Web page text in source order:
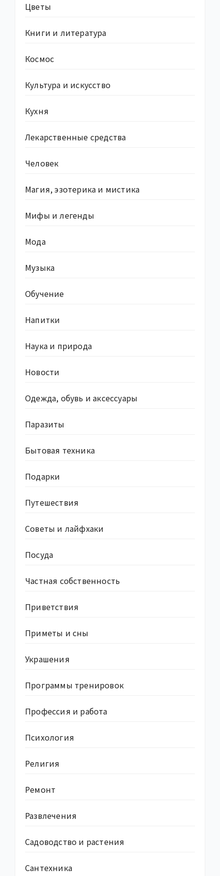
Цветы
Книги и литература
Космос
Культура и искусство
Кухня
Лекарственные средства
Человек
Магия, эзотерика и мистика
Мифы и легенды
Мода
Музыка
Обучение
Напитки
Наука и природа
Новости
Одежда, обувь и аксессуары
Паразиты
Бытовая техника
Подарки
Путешествия
Советы и лайфхаки
Посуда
Частная собственность
Приветствия
Приметы и сны
Украшения
Программы тренировок
Профессия и работа
Психология
Религия
Ремонт
Развлечения
Садоводство и растения
Сантехника